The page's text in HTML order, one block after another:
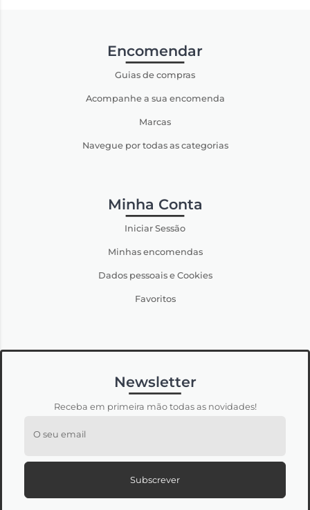
Encomendar
Guias de compras
Acompanhe a sua encomenda
Marcas
Navegue por todas as categorias
Minha Conta
Iniciar Sessão
Minhas encomendas
Dados pessoais e Cookies
Favoritos
Newsletter
Receba em primeira mão todas as novidades!
O seu email
Subscrever